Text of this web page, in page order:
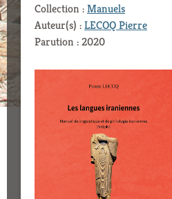
Collection :Manuels
Auteur(s) :LECOQ Pierre
Parution : 2020